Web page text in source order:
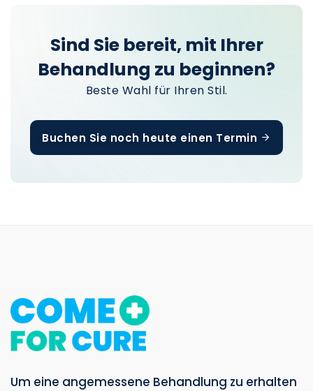
Sind Sie bereit, mit Ihrer
Behandlung zu beginnen?
Beste Wahl für Ihren Stil.
Buchen Sie noch heute einen Termin
Um eine angemessene Behandlung zu erhalten